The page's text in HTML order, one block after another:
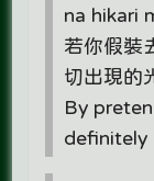
na hikari
若你假裝
切出現的
By
definitely